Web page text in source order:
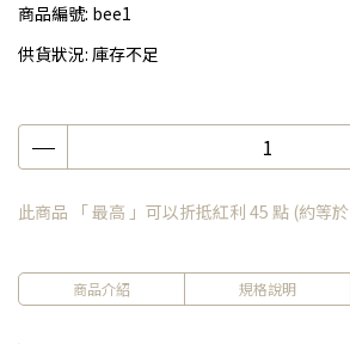
商品編號: bee1
供貨狀況: 庫存不足
此商品 「 最高 」可以折抵紅利 45 點 (約等於
商品介紹 規格說明